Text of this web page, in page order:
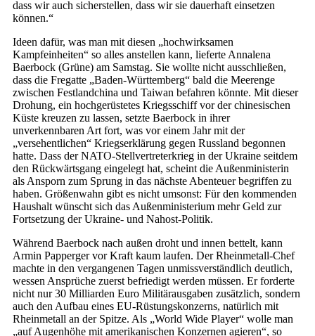
dass wir auch sicherstellen, dass wir sie dauerhaft einsetzen
können.“
Ideen dafür, was man mit diesen „hochwirksamen
Kampfeinheiten“ so alles anstellen kann, lieferte Annalena
Baerbock (Grüne) am Samstag. Sie wollte nicht ausschließen,
dass die Fregatte „Baden-Württemberg“ bald die Meerenge
zwischen Festlandchina und Taiwan befahren könnte. Mit dieser
Drohung, ein hochgerüstetes Kriegsschiff vor der chinesischen
Küste kreuzen zu lassen, setzte Baerbock in ihrer
unverkennbaren Art fort, was vor einem Jahr mit der
„versehentlichen“ Kriegserklärung gegen Russland begonnen
hatte. Dass der NATO-Stellvertreterkrieg in der Ukraine seitdem
den Rückwärtsgang eingelegt hat, scheint die Außenministerin
als Ansporn zum Sprung in das nächste Abenteuer begriffen zu
haben. Größenwahn gibt es nicht umsonst: Für den kommenden
Haushalt wünscht sich das Außenministerium mehr Geld zur
Fortsetzung der Ukraine- und Nahost-Politik.
Während Baerbock nach außen droht und innen bettelt, kann
Armin Papperger vor Kraft kaum laufen. Der Rheinmetall-Chef
machte in den vergangenen Tagen unmissverständlich deutlich,
wessen Ansprüche zuerst befriedigt werden müssen. Er forderte
nicht nur 30 Milliarden Euro Militärausgaben zusätzlich, sondern
auch den Aufbau eines EU-Rüstungskonzerns, natürlich mit
Rheinmetall an der Spitze. Als „World Wide Player“ wolle man
„auf Augenhöhe mit amerikanischen Konzernen agieren“, so